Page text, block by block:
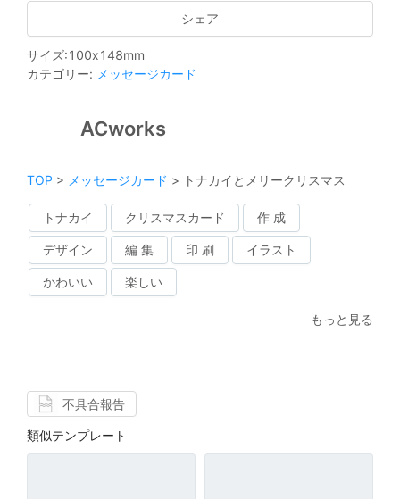
シェア
サイズ:100x148mm
カテゴリー: メッセージカード
ACworks
TOP > メッセージカード > トナカイとメリークリスマス
トナカイ クリスマスカード 作 成
デザイン 編 集 印 刷 イラスト
かわいい 楽しい
もっと見る
不具合報告
類似テンプレート